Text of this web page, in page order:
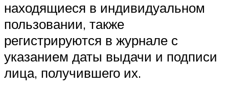
находящиеся в индивидуальном
пользовании, также
регистрируются в журнале с
указанием даты выдачи и подписи
лица, получившего их.